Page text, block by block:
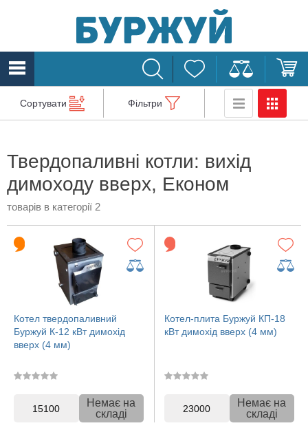
Сортувати Фільтри
Твердопаливні котли: вихід
димоходу вверх, Економ
товарів в категорії 2
Котел твердопаливний
Буржуй К-12 кВт димохід
вверх (4 мм)
15100
Немає на
складі
Котел-плита Буржуй КП-18
кВт димохід вверх (4 мм)
23000
Немає на
складі